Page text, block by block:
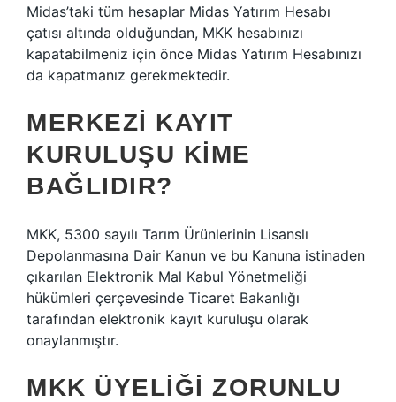
Midas’taki tüm hesaplar Midas Yatırım Hesabı
çatısı altında olduğundan, MKK hesabınızı
kapatabilmeniz için önce Midas Yatırım Hesabınızı
da kapatmanız gerekmektedir.
MERKEZI KAYIT
KURULUŞU KIME
BAĞLIDIR?
MKK, 5300 sayılı Tarım Ürünlerinin Lisanslı
Depolanmasına Dair Kanun ve bu Kanuna istinaden
çıkarılan Elektronik Mal Kabul Yönetmeliği
hükümleri çerçevesinde Ticaret Bakanlığı
tarafından elektronik kayıt kuruluşu olarak
onaylanmıştır.
MKK ÜYELIĞI ZORUNLU